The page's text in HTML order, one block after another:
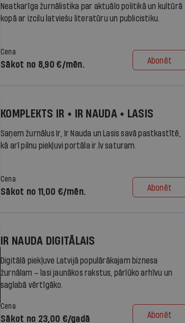
Neatkarīga žurnālistika par aktuālo politikā un kultūrā
kopā ar izcilu latviešu literatūru un publicistiku.
Cena
Sākot no 8,90 €/mēn. Abonēt
KOMPLEKTS IR + IR NAUDA + LASIS
Saņem žurnālus Ir, Ir Nauda un Lasis savā pastkastītē,
kā arī pilnu piekļuvi portāla ir.lv saturam.
Cena
Sākot no 11,00 €/mēn. Abonēt
IR NAUDA DIGITĀLAIS
Digitālā piekļuve Latvijā populārākajam biznesa
žurnālam – lasi jaunākos rakstus, pārlūko arhīvu un
saglabā vērtīgāko.
Cena
Sākot no 23,00 €/gadā Abonēt